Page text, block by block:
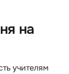
на
учителям